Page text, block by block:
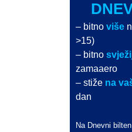
– bitnoviše
>15)
– bitno
zamaaero
– stiže na
dan
Na Dnevni